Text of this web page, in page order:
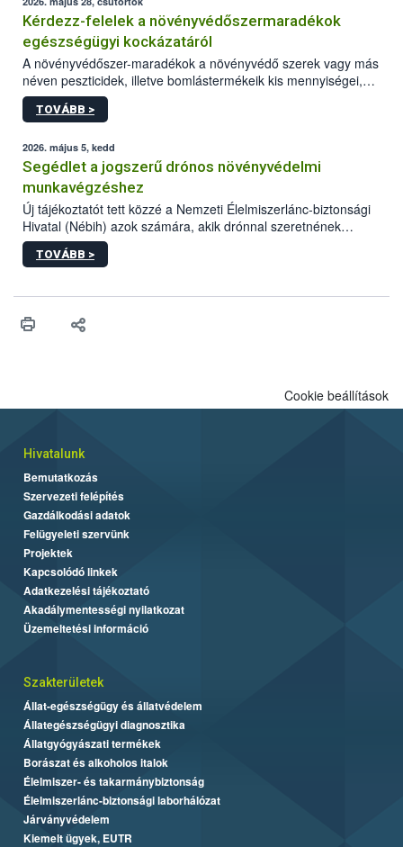
Kérdezz-felelek a növényvédőszermaradékok
egészségügyi kockázatáról
A növényvédőszer-maradékok a növényvédő szerek vagy más
néven peszticidek, illetve bomlástermékeik kis mennyiségei,
melyek a terményekben vagy azok felületén a betakarítást,
szüretelést, illetve tárolást követően is megmaradhatnak. Az
mennyiségének esetenként a kezelt terményeken is jelen kell
lennie. Nem minden élelmiszer tartalmaz szermaradékot.
Azokban az élelmiszerekben is, melyekben kimutathatóak,
általában csak nagyon kis mennyiségben vannak jelen, így nem
jelenthetnek kockázatot a fogyasztó egészségére nézve.
TOVÁBB >
2026. május 5, kedd
Segédlet a jogszerű drónos növényvédelmi
munkavégzéshez
Új tájékoztatót tett közzé a Nemzeti Élelmiszerlánc-biztonsági
Hivatal (Nébih) azok számára, akik drónnal szeretnének
növényvédelmi vagy tápanyag-gazdálkodási tevékenységet
végezni Magyarországon. Az összefoglaló részletesen
műszaki és hatósági feltételek.
TOVÁBB >
Cookie beállítások
Hivatalunk
Bemutatkozás
Szervezeti felépítés
Gazdálkodási adatok
Felügyeleti szervünk
Projektek
Kapcsolódó linkek
Adatkezelési tájékoztató
Akadálymentességi nyilatkozat
Üzemeltetési információ
Szakterületek
Állat-egészségügy és állatvédelem
Állategészségügyi diagnosztika
Állatgyógyászati termékek
Borászat és alkoholos italok
Élelmiszer- és takarmánybiztonság
Élelmiszerlánc-biztonsági laborhálózat
Járványvédelem
Kiemelt ügyek, EUTR